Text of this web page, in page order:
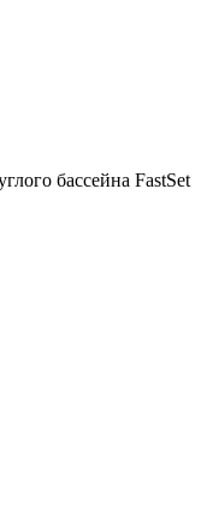
бассейна FastSet